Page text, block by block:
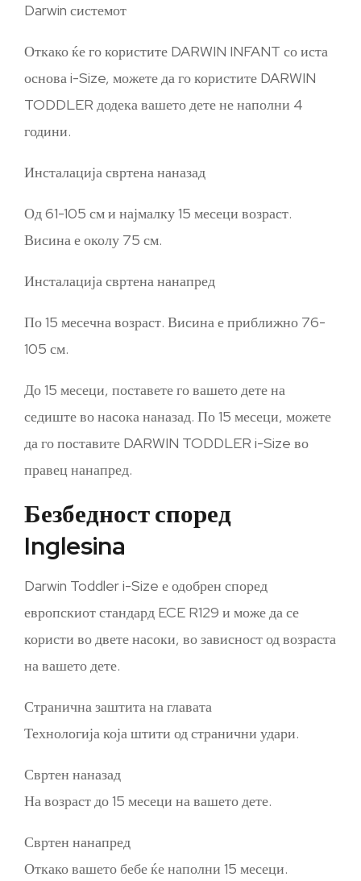
Darwin системот
Откако ќе го користите DARWIN INFANT со иста
основа i-Size, можете да го користите DARWIN
TODDLER додека вашето дете не наполни 4
години.
Инсталација свртена наназад
Од 61-105 см и најмалку 15 месеци возраст.
Висина е околу 75 см.
Инсталација свртена нанапред
По 15 месечна возраст. Висина е приближно 76-
105 см.
До 15 месеци, поставете го вашето дете на
седиште во насока наназад. По 15 месеци, можете
да го поставите DARWIN TODDLER i-Size во
правец нанапред.
Безбедност според
Inglesina
Darwin Toddler i-Size е одобрен според
европскиот стандард ECE R129 и може да се
користи во двете насоки, во зависност од возраста
на вашето дете.
Странична заштита на главата
Технологија која штити од странични удари.
Свртен наназад
На возраст до 15 месеци на вашето дете.
Свртен нанапред
Откако вашето бебе ќе наполни 15 месеци.